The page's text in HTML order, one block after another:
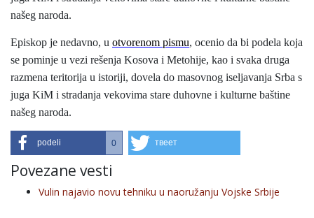
našeg naroda.
Episkop je nedavno, u otvorenom pismu, ocenio da bi podela koja
se pominje u vezi rešenja Kosova i Metohije, kao i svaka druga
razmena teritorija u istoriji, dovela do masovnog iseljavanja Srba s
juga KiM i stradanja vekovima stare duhovne i kulturne baštine
našeg naroda.
podeli 0 твеет
Povezane vesti
Vulin najavio novu tehniku u naoružanju Vojske Srbije